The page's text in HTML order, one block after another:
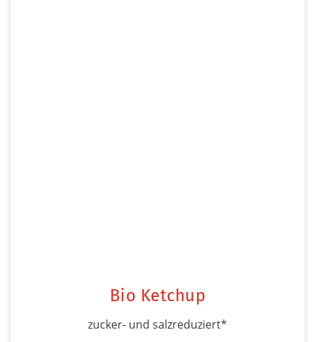
Bio Ketchup
zucker- und salzreduziert*